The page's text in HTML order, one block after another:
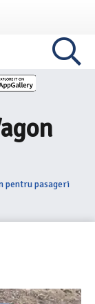
pentru pasageri